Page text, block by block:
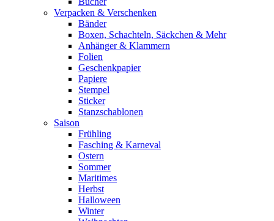
Verpacken & Verschenken
Bänder
Boxen, Schachteln, Säckchen & Mehr
Anhänger & Klammern
Folien
Geschenkpapier
Papiere
Stempel
Sticker
Stanzschablonen
Saison
Frühling
Fasching & Karneval
Ostern
Sommer
Maritimes
Herbst
Halloween
Winter